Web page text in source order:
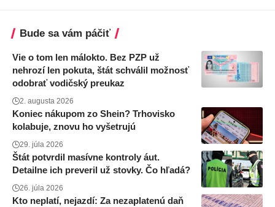
Bude sa vám páčiť
Vie o tom len málokto. Bez PZP už
nehrozí len pokuta, štát schválil možnosť
odobrať vodičský preukaz
2. augusta 2026
Koniec nákupom zo Shein? Trhovisko
kolabuje, znovu ho vyšetrujú
29. júla 2026
Štát potvrdil masívne kontroly áut.
Detailne ich preveril už stovky. Čo hľadá?
26. júla 2026
Kto neplatí, nejazdí: Za nezaplatenú daň